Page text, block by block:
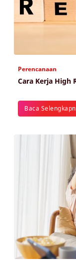
Perencanaan
Cara Kerja High
Baca